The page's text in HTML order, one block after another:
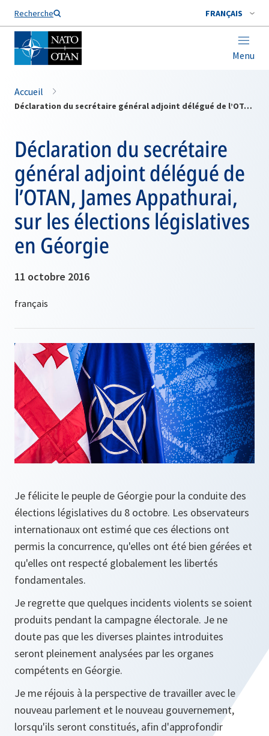
Recherche FRANÇAIS
Menu
Nom de famille*
Accueil
Déclaration du secrétaire général adjoint délégué de l’OTAN, James Appathurai, sur les élections législatives en Géorgie
Déclaration du secrétaire
général adjoint délégué de
l’OTAN, James Appathurai,
sur les élections législatives
en Géorgie
11 octobre 2016
Je félicite le peuple de Géorgie pour la conduite des
élections législatives du 8 octobre. Les observateurs
internationaux ont estimé que ces élections ont
permis la concurrence, qu'elles ont été bien gérées et
qu'elles ont respecté globalement les libertés
fondamentales.
Je regrette que quelques incidents violents se soient
produits pendant la campagne électorale. Je ne
doute pas que les diverses plaintes introduites
seront pleinement analysées par les organes
compétents en Géorgie.
Je me réjouis à la perspective de travailler avec le
nouveau parlement et le nouveau gouvernement,
lorsqu'ils seront constitués, afin d'approfondir